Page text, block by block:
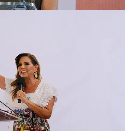
este año los pueblos indígenas y
directo para que decidan ellos
su comunidad. En Quintana Roo
presupuesto.
Sheinbaum afirmó que el Tren
de carga; se trabaja en la
se concluirá el puente Nichupté, se
se construyen 48 mil 544
familias se benefician con la
y del Fovisste, habrá un campus
en Cancún, se concluye el
de Carrillo Puerto; se construye una
Issste en Playa del Carmen; se